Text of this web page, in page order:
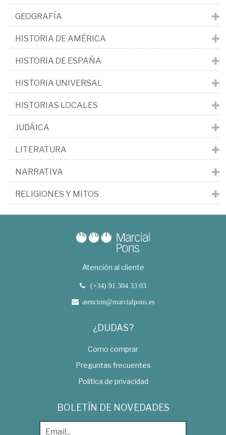
GEOGRAFÍA
HISTORIA DE AMÉRICA
HISTORIA DE ESPAÑA
HISTORIA UNIVERSAL
HISTORIAS LOCALES
JUDÁICA
LITERATURA
NARRATIVA
RELIGIONES Y MITOS
Atención al cliente
(+34) 91 304 33 03
atencion@marcialpons.es
¿DUDAS?
Como comprar
Preguntas frecuentes
Política de privacidad
BOLETÍN DE NOVEDADES